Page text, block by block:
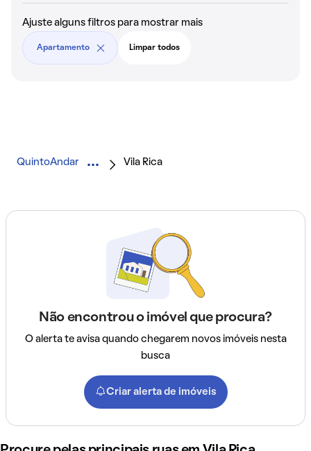
Ajuste alguns filtros para mostrar mais
Apartamento Limpar todos
QuintoAndar Vila Rica
Não encontrou o imóvel que procura?
O alerta te avisa quando chegarem novos imóveis nesta
busca
Criar alerta de imóveis